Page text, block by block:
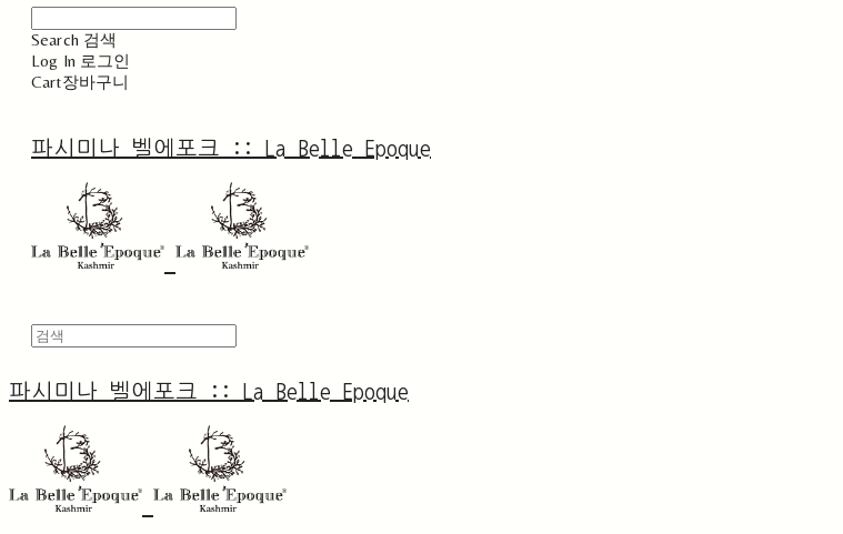
Search 검색
Log In 로그인
Cart장바구니
파시미나 벨에포크 :: La Belle Epoque
파시미나 벨에포크 :: La Belle Epoque